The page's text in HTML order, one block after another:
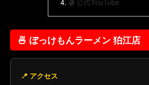
🍜 ぼっけもんラーメン 狛江店
📍 アクセス